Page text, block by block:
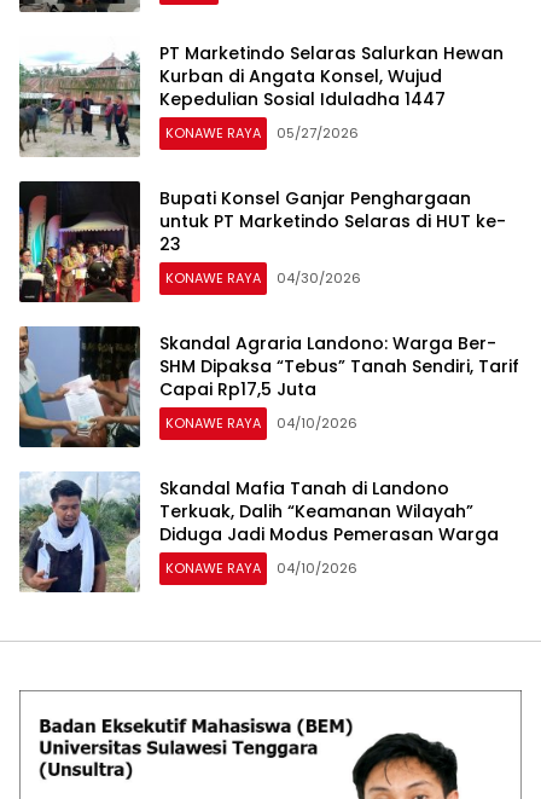
PT Marketindo Selaras Salurkan Hewan
Kurban di Angata Konsel, Wujud
Kepedulian Sosial Iduladha 1447
KONAWE RAYA 05/27/2026
Bupati Konsel Ganjar Penghargaan
untuk PT Marketindo Selaras di HUT ke-
23
KONAWE RAYA 04/30/2026
‎Skandal Agraria Landono: Warga Ber-
SHM Dipaksa “Tebus” Tanah Sendiri, Tarif
Capai Rp17,5 Juta
KONAWE RAYA 04/10/2026
Skandal Mafia Tanah di Landono
Terkuak, Dalih “Keamanan Wilayah”
Diduga Jadi Modus Pemerasan Warga
KONAWE RAYA 04/10/2026